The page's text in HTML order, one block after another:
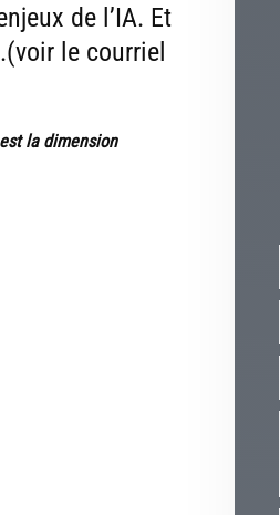
de l’IA. Et
le courriel
la dimension